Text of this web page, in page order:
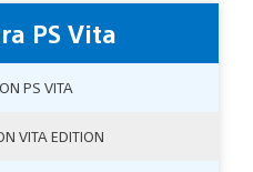
PS Vita
PS VITA
VITA EDITION